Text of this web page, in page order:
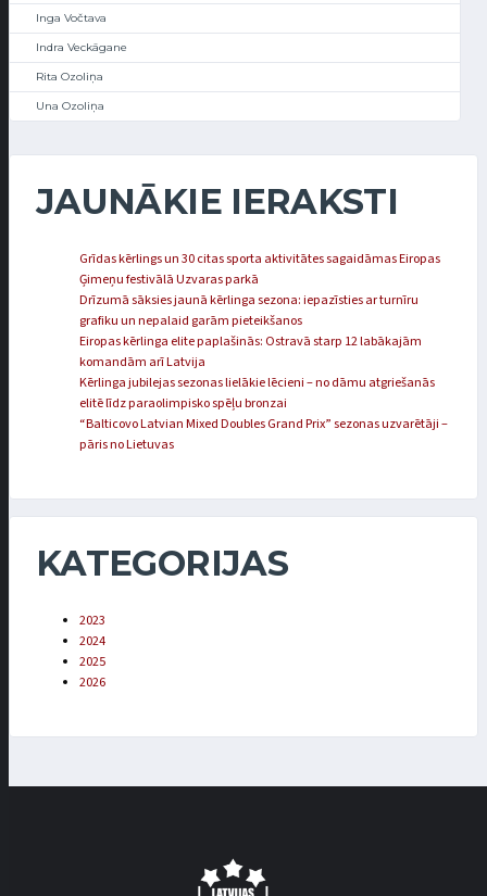
Inga Vočtava
Indra Veckāgane
Rita Ozoliņa
Una Ozoliņa
JAUNĀKIE IERAKSTI
Grīdas kērlings un 30 citas sporta aktivitātes sagaidāmas Eiropas
Ģimeņu festivālā Uzvaras parkā
Drīzumā sāksies jaunā kērlinga sezona: iepazīsties ar turnīru
grafiku un nepalaid garām pieteikšanos
Eiropas kērlinga elite paplašinās: Ostravā starp 12 labākajām
komandām arī Latvija
Kērlinga jubilejas sezonas lielākie lēcieni – no dāmu atgriešanās
elitē līdz paraolimpisko spēļu bronzai
“Balticovo Latvian Mixed Doubles Grand Prix” sezonas uzvarētāji –
pāris no Lietuvas
KATEGORIJAS
2023
2024
2025
2026